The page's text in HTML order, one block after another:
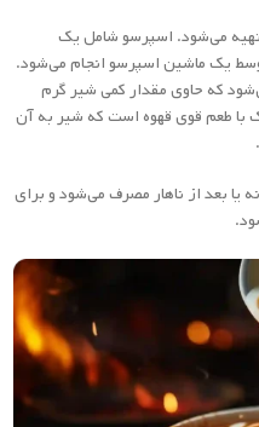
می‌شود. اسپرسو شامل یک
یک ماشین اسپرسو انجام می‌شود.
که حاوی مقدار کمی شیر گرم
با طعم قوی قهوه است که شیر به آن
یا بعد از ناهار مصرف می‌شود و برای